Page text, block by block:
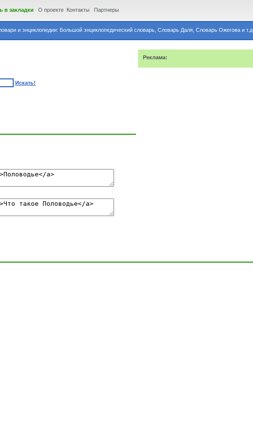
и энциклопедии: Большой энциклопедический словарь, Словарь Даля, Словарь Ожегова и т.д.
в закладки О проекте Контакты Партнеры
Искать!
Реклама: